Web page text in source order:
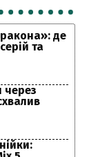
де
та
через